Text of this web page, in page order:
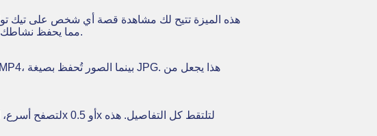
هذه الميزة تتيح لك مشاهدة قصة أي شخص على تيك
مما يحفظ نشاطك خاصاً بالكامل. يمنحك هذا حرية الاستكشاف ومتابعة آخر الأخبار دون أي قلق من الكشف عنك.